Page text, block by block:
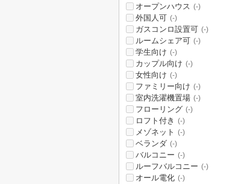
オープンハウス (-)
外国人可 (-)
ガスコンロ設置可 (-)
ルームシェア可 (-)
学生向け (-)
カップル向け (-)
女性向け (-)
ファミリー向け (-)
室内洗濯機置場 (-)
フローリング (-)
ロフト付き (-)
メゾネット (-)
ベランダ (-)
バルコニー (-)
ルーフバルコニー (-)
オール電化 (-)